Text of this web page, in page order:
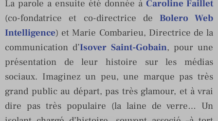
La parole a ensuite été donnée à Caroline Faillet
(co-fondatrice et co-directrice de
Bolero Web
Intelligence) et Marie Combarieu, Directrice de la
communication d’Isover Saint-Gobain, pour une
présentation de leur histoire sur les médias
sociaux. Imaginez un peu, une marque pas très
grand public au départ, pas très glamour, et à vrai
dire pas très populaire (la laine de verre… Un